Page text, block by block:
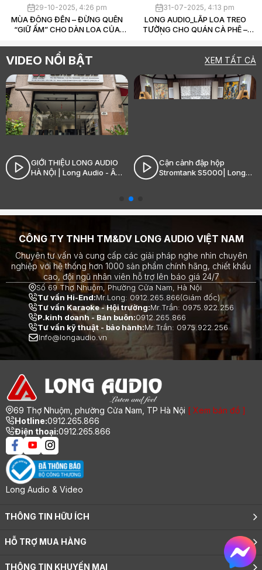
29-10-2025, 4:26 pm
MÙA ĐÔNG ĐẾN – ĐỪNG QUÊN
“GIỮ ẤM” CHO DÀN LOA CỦA
31-07-2025, 4:13 pm
LONG AUDIO_LẮP LOA TREO
TƯỜNG CHO QUÁN CÀ PHÊ –
CHUẨN, CHI PHÍ HỢP LÝ
VIDEO NỔI BẬT XEM TẤT CẢ
GIỚI THIỆU LONG AUDIO
HÀ NỘI | Long Audio - Âm
Cận cảnh đập hộp
Stromtank S5000| Long
CÔNG TY TNHH TM&DV LONG AUDIO VIỆT NAM
Chuyên tư vấn và cung cấp các giải pháp nghe nhìn chuyên
nghiệp với hệ thống hơn 1000 sản phẩm chính hãng, chiết khấu
cao, đội ngũ nhân viên hỗ trợ lên báo giá 24/7
Số 69 Thợ Nhuộm, Phường Cửa Nam, Hà Nội
Tư vấn Hi-End:Mr.Long: 0912.265.866(Giám đốc)
Tư vấn Karaoke - Hội trường:Mr.Trần: 0975.922.256
P.kinh doanh - Bán buôn:0912.265.866
Tư vấn kỹ thuật - bảo hành:Mr.Trần: 0975.922.256
Info@longaudio.vn
69 Thợ Nhuộm, phường Cửa Nam, TP Hà Nội [ Xem bản đồ ]
Hotline:0912.265.866
Điện thoại:0912.265.866
Long Audio & Video
THÔNG TIN HỮU ÍCH
Giới thiệu
Tuyển dụng
Ý kiến khách hàng
HỖ TRỢ MUA HÀNG
Hướng dẫn mua hàng trực tuyến
THÔNG TIN KHUYẾN MẠI